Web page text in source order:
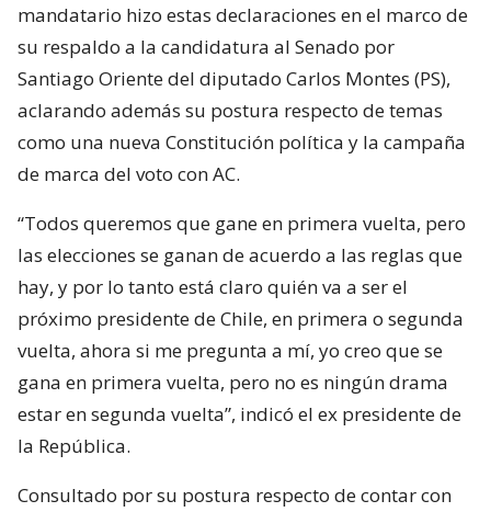
mandatario hizo estas declaraciones en el marco de
su respaldo a la candidatura al Senado por
Santiago Oriente del diputado Carlos Montes (PS),
aclarando además su postura respecto de temas
como una nueva Constitución política y la campaña
de marca del voto con AC.
“Todos queremos que gane en primera vuelta, pero
las elecciones se ganan de acuerdo a las reglas que
hay, y por lo tanto está claro quién va a ser el
próximo presidente de Chile, en primera o segunda
vuelta, ahora si me pregunta a mí, yo creo que se
gana en primera vuelta, pero no es ningún drama
estar en segunda vuelta”, indicó el ex presidente de
la República.
Consultado por su postura respecto de contar con